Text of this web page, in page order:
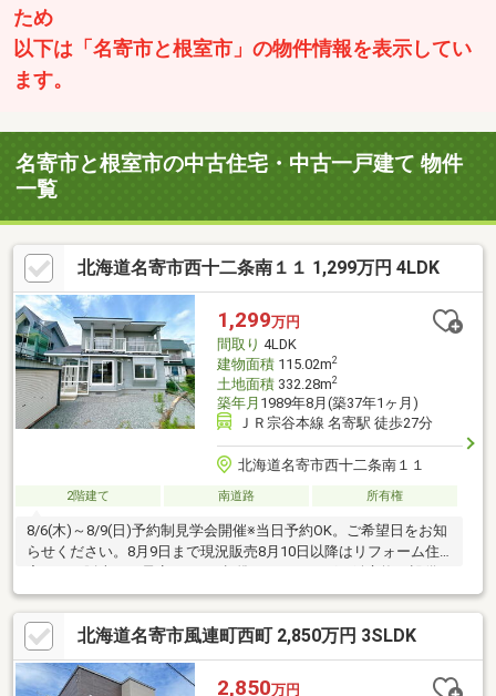
ため
以下は「名寄市と根室市」の物件情報を表示してい
ます。
名寄市と根室市の中古住宅・中古一戸建て 物件
一覧
北海道名寄市西十二条南１１ 1,299万円 4LDK
1,299万円
間取り 4LDK
建物面積115.02m2
土地面積332.28m2
築年月 1989年8月(築37年1ヶ月)
ＪＲ宗谷本線 名寄駅 徒歩27分
北海道名寄市西十二条南１１
2階建て 南道路 所有権
8/6(木)～8/9(日)予約制見学会開催※当日予約OK。ご希望日をお知
らせください。8月9日まで現況販売8月10日以降はリフォーム住
点検【おすすめポイント】・本物件は条件により住宅ローン減税
が適用されます。・雨漏り、構造上主要な部分の欠陥や・腐食、
給排水管の故障や漏水についてお引渡しより２年間保証・お客様
に合わせたローンの組み方や金融機関をご提案。住宅ローンが初
めての方でもお気軽にご相談ください
北海道名寄市風連町西町 2,850万円 3SLDK
2,850万円